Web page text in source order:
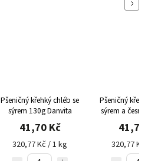
Pšeničný křehký chléb se
sýrem 130g Danvita
41,70 Kč
320,77 Kč / 1 kg
Pšeničný
sýrem a
41,70
320,77 Kč
Next